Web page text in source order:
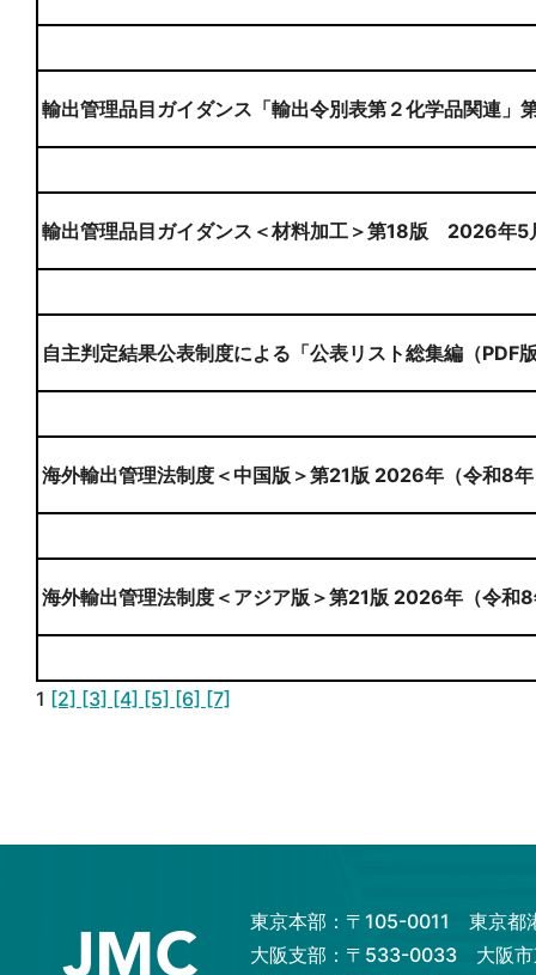
輸出管理品目ガイダンス「輸出令別表第２化学品関連」
輸出管理品目ガイダンス＜材料加工＞第18版 2026年5
自主判定結果公表制度による「公表リスト総集編（PDF
海外輸出管理法制度＜中国版＞第21版 2026年（令和8
海外輸出管理法制度＜アジア版＞第21版 2026年（令和
1 [2] [3] [4] [5] [6] [7]
東京本部：〒105-0011 東京都
大阪支部：〒533-0033 大阪市